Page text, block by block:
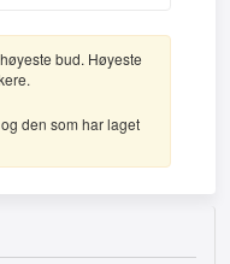
bud. Høyeste
den som har laget